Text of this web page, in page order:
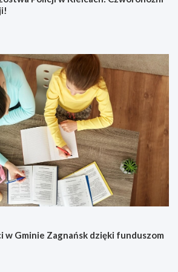
w Gminie Zagnańsk dzięki funduszom